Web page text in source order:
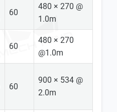
60
480 × 270 @
1.0m
60
480 × 270
@1.0m
60
900 × 534 @
2.0m